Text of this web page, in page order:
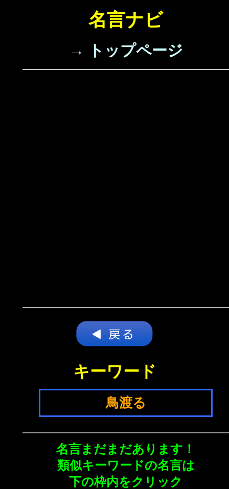
名言ナビ
→ トップページ
キーワード
鳥渡る
名言まだまだあります！
類似キーワードの名言は
下の枠内をクリック